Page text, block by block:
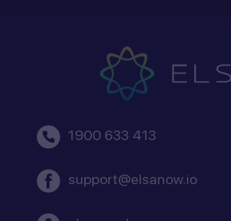
1900 633 413
support@elsanow.io